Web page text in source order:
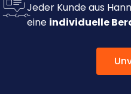
Jeder Kunde aus
eine individuelle